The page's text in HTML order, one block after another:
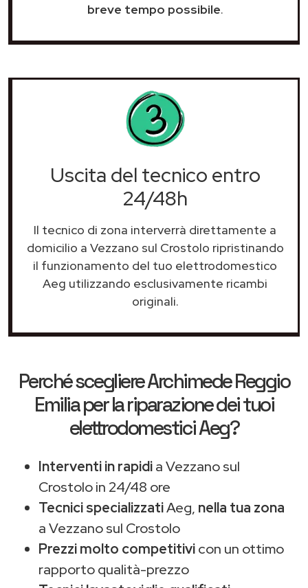
breve tempo possibile.
Uscita del tecnico entro
24/48h
Il tecnico di zona interverrà direttamente a
domicilio a Vezzano sul Crostolo ripristinando
il funzionamento del tuo elettrodomestico
Aeg utilizzando esclusivamente ricambi
originali.
Perché scegliereArchimede Reggio
Emiliaper la riparazione dei tuoi
elettrodomestici Aeg?
Interventi in rapidia Vezzano sul
Crostolo in 24/48 ore
Tecnici specializzatiAeg, nella tua zona
a Vezzano sul Crostolo
Prezzi molto competitivicon un ottimo
rapporto qualità-prezzo